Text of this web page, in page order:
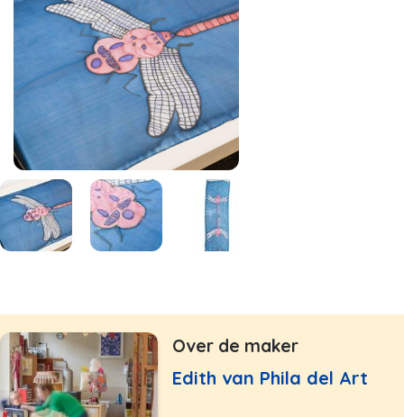
Over de maker
Edith van Phila del Art